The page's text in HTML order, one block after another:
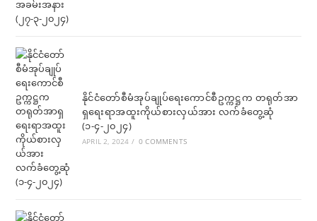
နိုင်ငံတော်စီမံအုပ်ချုပ်ရေးကောင်စီဥက္ကဋ္ဌက တရုတ်အာ
ရှရေးရာအထူးကိုယ်စားလှယ်အား လက်ခံတွေ့ဆုံ
(၁-၄-၂၀၂၄)
APRIL 2, 2024 / 0 COMMENTS